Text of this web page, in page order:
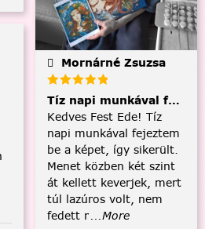
Mornárné Zsuzsa
Tíz napi munkával
Kedves Fest Ede! Tíz
napi munkával fejeztem
be a képet, így sikerült.
Menet közben két szint
át kellett keverjek, mert
túl lazúros volt, nem
fedett r...More